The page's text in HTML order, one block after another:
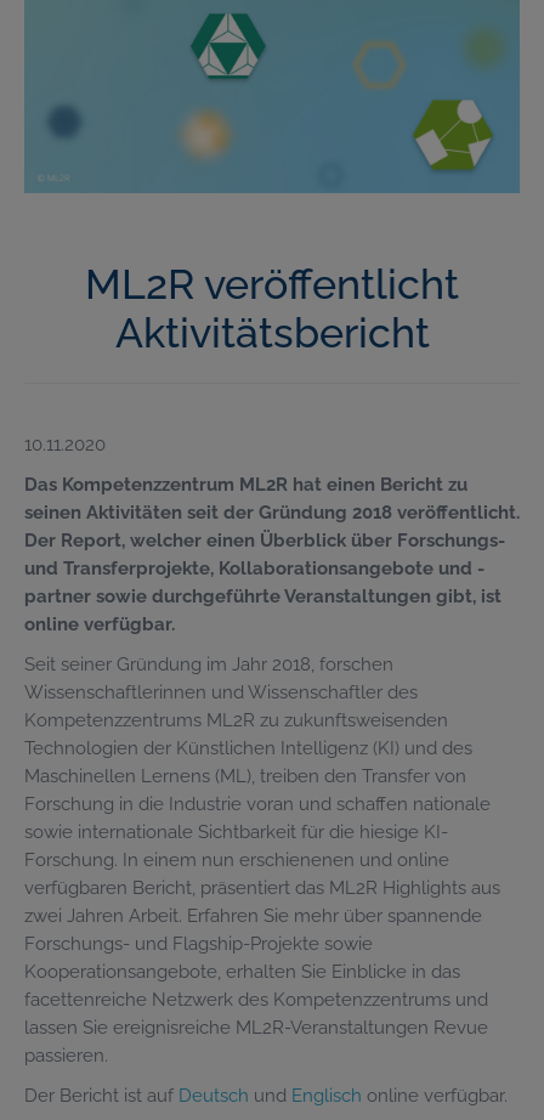
ML2R veröffentlicht
Aktivitätsbericht
10.11.2020
Das Kompetenzzentrum ML2R hat einen Bericht zu
seinen Aktivitäten seit der Gründung 2018 veröffentlicht.
Der Report, welcher einen Überblick über Forschungs-
und Transferprojekte, Kollaborationsangebote und -
partner sowie durchgeführte Veranstaltungen gibt, ist
online verfügbar.
Seit seiner Gründung im Jahr 2018, forschen
Wissenschaftlerinnen und Wissenschaftler des
Kompetenzzentrums ML2R zu zukunftsweisenden
Technologien der Künstlichen Intelligenz (KI) und des
Maschinellen Lernens (ML), treiben den Transfer von
Forschung in die Industrie voran und schaffen nationale
sowie internationale Sichtbarkeit für die hiesige KI-
Forschung. In einem nun erschienenen und online
verfügbaren Bericht, präsentiert das ML2R Highlights aus
zwei Jahren Arbeit. Erfahren Sie mehr über spannende
Forschungs- und Flagship-Projekte sowie
Kooperationsangebote, erhalten Sie Einblicke in das
facettenreiche Netzwerk des Kompetenzzentrums und
lassen Sie ereignisreiche ML2R-Veranstaltungen Revue
passieren.
Der Bericht ist auf Deutsch und Englisch online verfügbar.